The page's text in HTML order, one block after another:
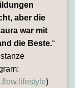
aber die
war mit
die Beste.“
)